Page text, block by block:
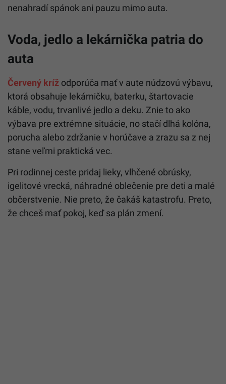
nenahradí spánok ani pauzu mimo auta.
Voda, jedlo a lekárnička patria do
auta
Červený kríž odporúča mať v aute núdzovú výbavu,
ktorá obsahuje lekárničku, baterku, štartovacie
káble, vodu, trvanlivé jedlo a deku. Znie to ako
výbava pre extrémne situácie, no stačí dlhá kolóna,
porucha alebo zdržanie v horúčave a zrazu sa z nej
stane veľmi praktická vec.
Pri rodinnej ceste pridaj lieky, vlhčené obrúsky,
igelitové vrecká, náhradné oblečenie pre deti a malé
občerstvenie. Nie preto, že čakáš katastrofu. Preto,
že chceš mať pokoj, keď sa plán zmení.